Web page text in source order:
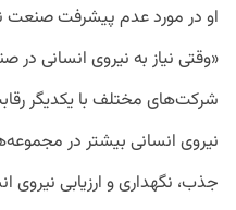
او در مورد عدم پیشرفت صنعت
«وقتی نیاز به نیروی انسانی
شرکت‌های مختلف با یکدیگر
نیروی انسانی بیشتر در
جذب، نگهداری و ارزیابی نیروی